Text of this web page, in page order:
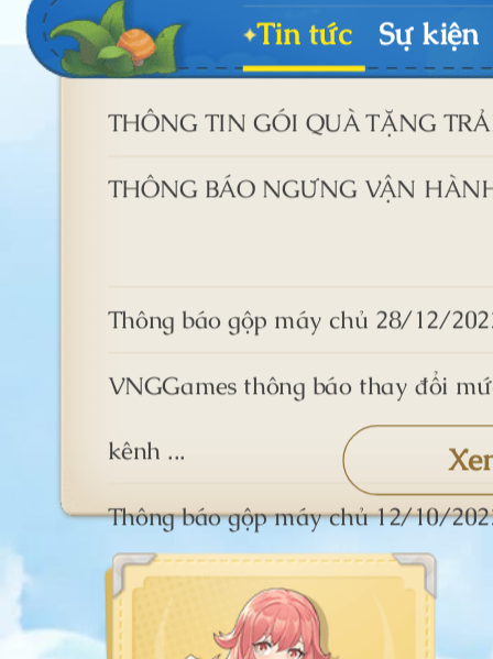
Tin tức Sự kiện
THÔNG TIN GÓI QUÀ TẶNG
THÔNG BÁO NGỪNG VẬN
Thông báo gộp máy chủ 28/12/
VNGGames thông báo thay đổi
kênh ...
Thông báo gộp máy chủ 12/10/